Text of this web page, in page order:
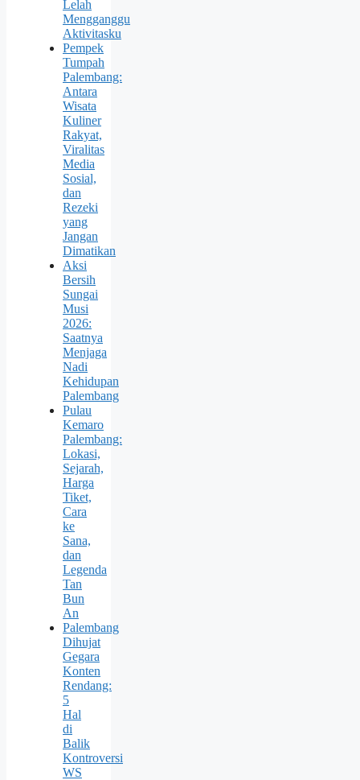
Lelah
Mengganggu
Aktivitasku
Pempek
Tumpah
Palembang:
Antara
Wisata
Kuliner
Rakyat,
Viralitas
Media
Sosial,
dan
Rezeki
yang
Jangan
Dimatikan
Aksi
Bersih
Sungai
Musi
2026:
Saatnya
Menjaga
Nadi
Kehidupan
Palembang
Pulau
Kemaro
Palembang:
Lokasi,
Sejarah,
Harga
Tiket,
Cara
ke
Sana,
dan
Legenda
Tan
Bun
An
Palembang
Dihujat
Gegara
Konten
Rendang:
5
Hal
di
Balik
Kontroversi
WS